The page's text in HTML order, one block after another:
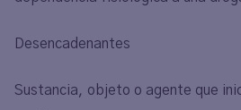
Desencadenantes
Sustancia, objeto o agente que